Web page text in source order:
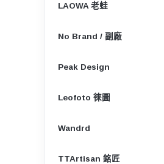
LAOWA 老蛙
No Brand / 副廠
Peak Design
Leofoto 徠圖
Wandrd
TTArtisan 銘匠